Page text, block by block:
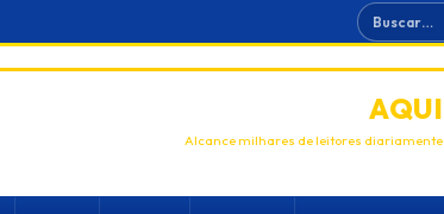
Buscar
ANUNCIEAQUI
Alcance milhares de leitores diariamente